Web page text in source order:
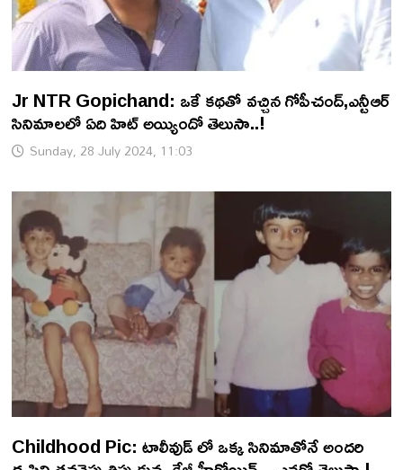
Jr NTR Gopichand: ఒకే కథతో వచ్చిన గోపీచంద్,ఎన్టీఆర్
సినిమాలలో ఏది హిట్ అయ్యిందో తెలుసా..!
Sunday, 28 July 2024, 11:03
Childhood Pic: టాలీవుడ్ లో ఒక్క సినిమాతోనే అందరి